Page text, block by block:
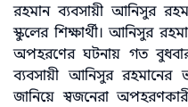
রহমান ব্যবসায়ী আনিসুর
স্কুলের শিক্ষার্থী। আনিসুর
অপহরণের ঘটনায় গত
ব্যবসায়ী আনিসুর রহমানের
জানিয়ে স্বজনেরা